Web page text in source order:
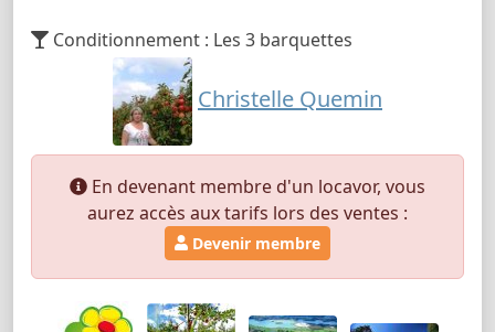
Conditionnement : Les 3 barquettes
Christelle Quemin
En devenant membre d'un locavor, vous
aurez accès aux tarifs lors des ventes :
Devenir membre